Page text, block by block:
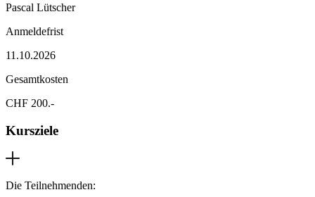
Pascal Lütscher
Anmeldefrist
11.10.2026
Gesamtkosten
CHF 200.-
Kursziele
Die Teilnehmenden: